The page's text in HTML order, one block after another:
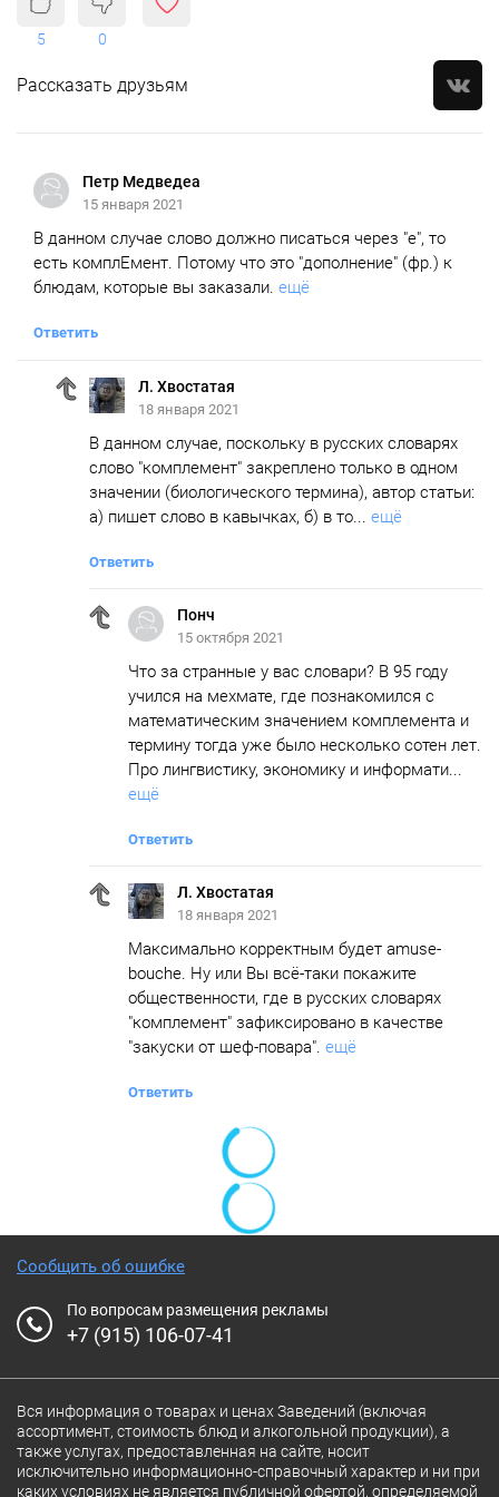
5 0
Рассказать друзьям
Петр Медведеа
15 января 2021
В данном случае слово должно писаться через "е", то
есть комплЕмент. Потому что это "дополнение" (фр.) к
блюдам, которые вы заказали. ещё
Ответить
Л. Хвостатая
18 января 2021
В данном случае, поскольку в русских словарях
слово "комплемент" закреплено только в одном
значении (биологического термина), автор статьи:
а) пишет слово в кавычках, б) в то... ещё
Ответить
Понч
15 октября 2021
Что за странные у вас словари? В 95 году
учился на мехмате, где познакомился с
математическим значением комплемента и
термину тогда уже было несколько сотен лет.
Про лингвистику, экономику и информати...
ещё
Ответить
Л. Хвостатая
18 января 2021
Максимально корректным будет amuse-
bouche. Ну или Вы всё-таки покажите
общественности, где в русских словарях
"комплемент" зафиксировано в качестве
"закуски от шеф-повара". ещё
Ответить
Сообщить об ошибке
По вопросам размещения рекламы
+7 (915) 106-07-41
Вся информация о товарах и ценах Заведений (включая
ассортимент, стоимость блюд и алкогольной продукции), а
также услугах, предоставленная на сайте, носит
исключительно информационно-справочный характер и ни при
каких условиях не является публичной офертой, определяемой